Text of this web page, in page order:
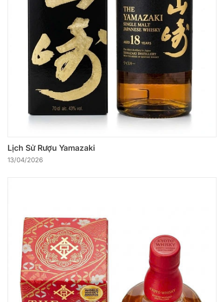
Lịch Sử Rượu Yamazaki
13/04/2026